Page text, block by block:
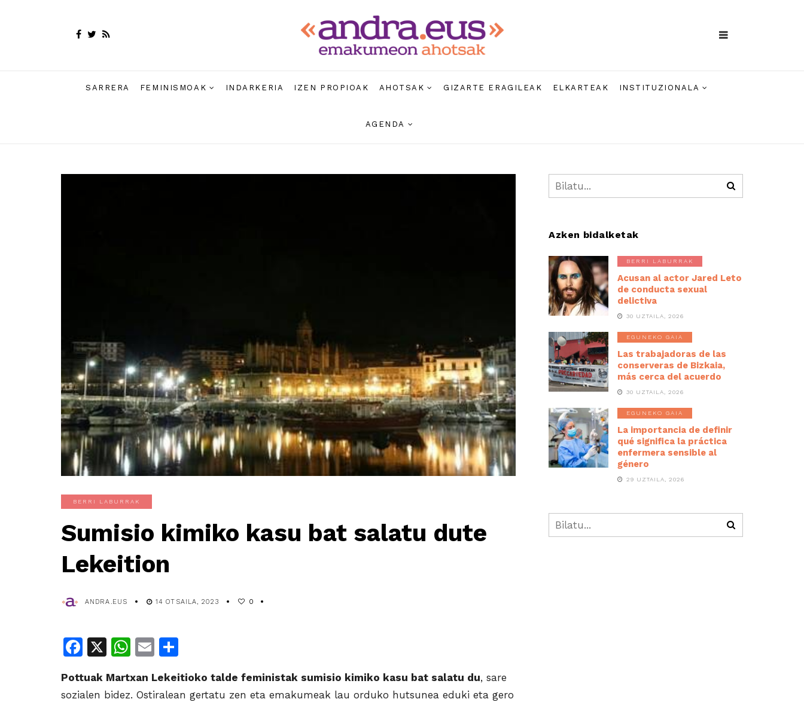
SARRERA FEMINISMOAK INDARKERIA IZEN PROPIOAK AHOTSAK GIZARTE ERAGILEAK ELKARTEAK INSTITUZIONALA
AGENDA
BERRI LABURRAK
Sumisio kimiko kasu bat salatu dute
Lekeition
ANDRA.EUS 14 OTSAILA, 2023 0
Facebook
X WhatsApp
Email
Pottuak Martxan Lekeitioko talde feministak sumisio kimiko kasu bat salatu du, sare
sozialen bidez. Ostiralean gertatu zen eta emakumeak lau orduko hutsunea eduki eta gero
Azken bidalketak
BERRI LABURRAK
Acusan al actor Jared Leto
de conducta sexual
delictiva
30 UZTAILA, 2026
EGUNEKO GAIA
Las trabajadoras de las
conserveras de Bizkaia,
más cerca del acuerdo
30 UZTAILA, 2026
EGUNEKO GAIA
La importancia de definir
qué significa la práctica
enfermera sensible al
género
29 UZTAILA, 2026